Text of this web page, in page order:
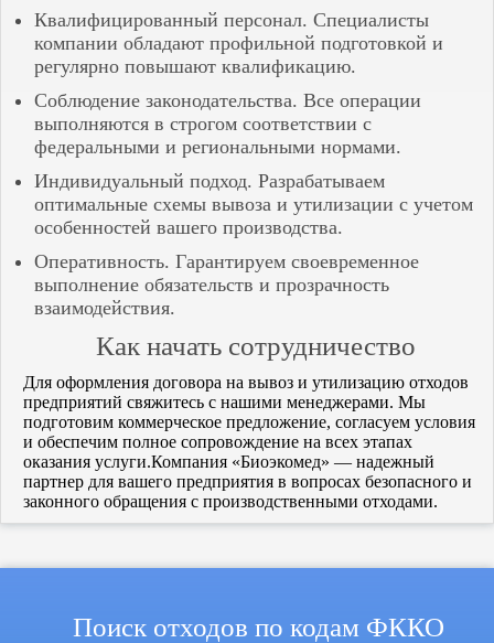
Квалифицированный персонал. Специалисты
компании обладают профильной подготовкой и
регулярно повышают квалификацию.
Соблюдение законодательства. Все операции
выполняются в строгом соответствии с
федеральными и региональными нормами.
Индивидуальный подход. Разрабатываем
оптимальные схемы вывоза и утилизации с учетом
особенностей вашего производства.
Оперативность. Гарантируем своевременное
выполнение обязательств и прозрачность
взаимодействия.
Как начать сотрудничество
Для оформления договора на вывоз и утилизацию отходов
предприятий свяжитесь с нашими менеджерами. Мы
подготовим коммерческое предложение, согласуем условия
и обеспечим полное сопровождение на всех этапах
оказания услуги.Компания «Биоэкомед» — надежный
партнер для вашего предприятия в вопросах безопасного и
законного обращения с производственными отходами.
Поиск отходов по кодам ФККО